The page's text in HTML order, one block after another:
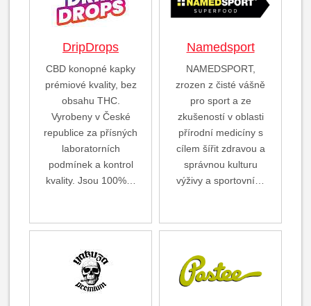
DripDrops
CBD konopné kapky
prémiové kvality, bez
obsahu THC.
Vyrobeny v České
republice za přísných
laboratorních
podmínek a kontrol
kvality. Jsou 100%…
Namedsport
NAMEDSPORT,
zrozen z čisté vášně
pro sport a ze
zkušeností v oblasti
přírodní medicíny s
cílem šířit zdravou a
správnou kulturu
výživy a sportovní…